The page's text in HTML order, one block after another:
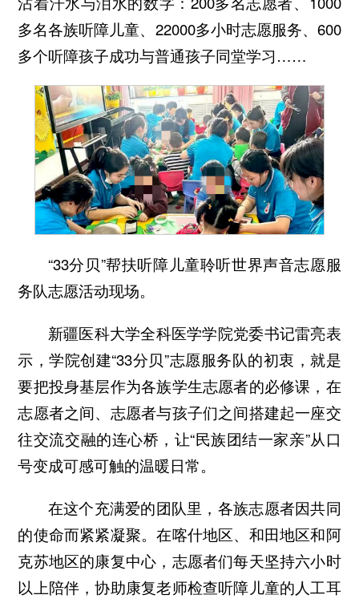
多名各族听障儿童、22000多小时志愿服务、600
多个听障孩子成功与普通孩子同堂学习……
“33分贝”帮扶听障儿童聆听世界声音志愿服
务队志愿活动现场。
新疆医科大学全科医学学院党委书记雷亮表
示，学院创建“33分贝”志愿服务队的初衷，就是
要把投身基层作为各族学生志愿者的必修课，在
志愿者之间、志愿者与孩子们之间搭建起一座交
往交流交融的连心桥，让“民族团结一家亲”从口
号变成可感可触的温暖日常。
在这个充满爱的团队里，各族志愿者因共同
的使命而紧紧凝聚。在喀什地区、和田地区和阿
克苏地区的康复中心，志愿者们每天坚持六小时
以上陪伴，协助康复老师检查听障儿童的人工耳